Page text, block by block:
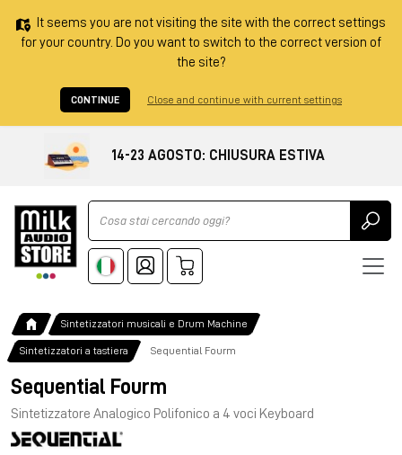
It seems you are not visiting the site with the correct settings
for your country. Do you want to switch to the correct version of
the site?
CONTINUE Close and continue with current settings
14-23 AGOSTO: CHIUSURA ESTIVA
Ricerca
Sintetizzatori musicali e Drum Machine
Sintetizzatori a tastiera Sequential Fourm
Sequential Fourm
Sintetizzatore Analogico Polifonico a 4 voci Keyboard